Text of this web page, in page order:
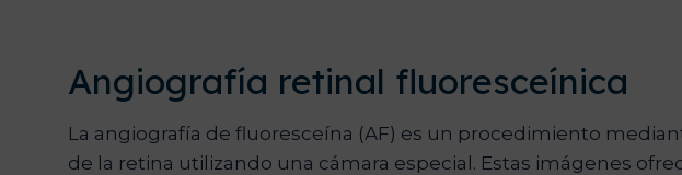
Angiografía retinal fluoresceínica
La angiografía de fluoresceína (AF) es un procedimiento
de la retina utilizando una cámara especial. Estas imágenes